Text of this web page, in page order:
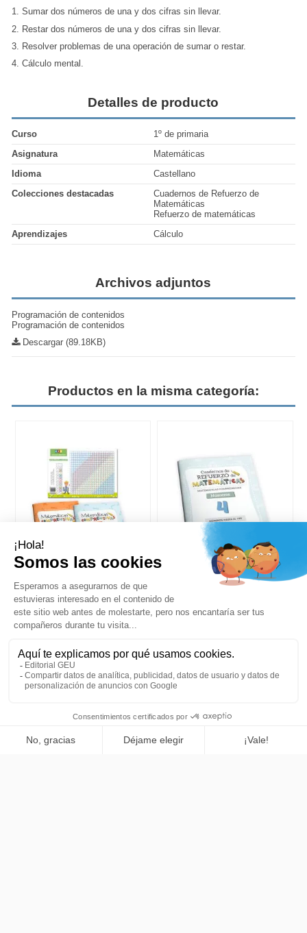
1. Sumar dos números de una y dos cifras sin llevar.
2. Restar dos números de una y dos cifras sin llevar.
3. Resolver problemas de una operación de sumar o restar.
4. Cálculo mental.
Detalles de producto
Curso
1º de primaria
Asignatura
Matemáticas
Idioma
Castellano
Colecciones destacadas
Cuadernos de Refuerzo de
Matemáticas
Refuerzo de matemáticas
Aprendizajes
Cálculo
Archivos adjuntos
Programación de contenidos
Programación de contenidos
Descargar (89.18KB)
Productos en la misma categoría:
MATEMÁTICAS. Aprender
jugando sumas y restas
con llevadas
Vista
Cuaderno de refuerzo de
Matemáticas comprensivas.